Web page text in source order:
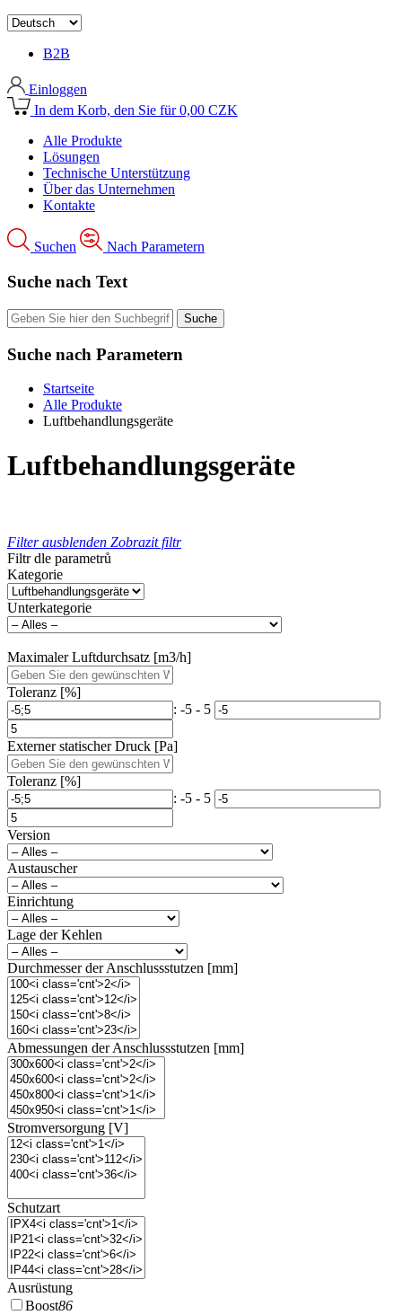
B2B
Einloggen
In dem Korb, den Sie für 0,00 CZK
Alle Produkte
Lösungen
Technische Unterstützung
Über das Unternehmen
Kontakte
Suchen Nach Parametern
Suche nach Text
Suche nach Parametern
Startseite
Alle Produkte
Luftbehandlungsgeräte
Luftbehandlungsgeräte
Filter ausblenden Zobrazit filtr
Filtr dle parametrů
Kategorie
Unterkategorie
Maximaler Luftdurchsatz [m3/h]
Toleranz [%]
: -5 - 5
Externer statischer Druck [Pa]
Toleranz [%]
: -5 - 5
Version
Austauscher
Einrichtung
Lage der Kehlen
Durchmesser der Anschlussstutzen [mm]
Abmessungen der Anschlussstutzen [mm]
Stromversorgung [V]
Schutzart
Ausrüstung
Boost86